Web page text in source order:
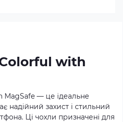
with
— це ідеальне
надійний захист і стильний
Ці чохли призначені для